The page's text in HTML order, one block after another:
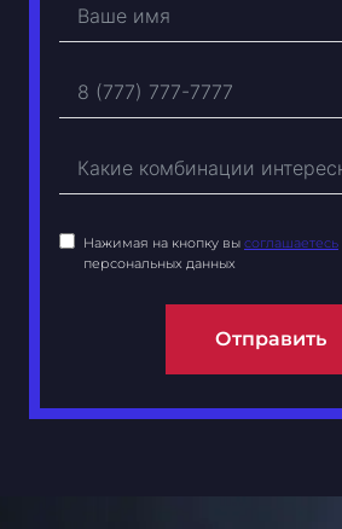
Нажимая на кнопку вы соглашаетесь
персональных данных
Отправить